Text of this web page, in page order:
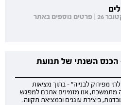
תחילת העסקה ולימודים באוקטובר 26 | פרטים נוספים באתר
הכנס השנתי של תנועת
מפירוק לבנייה" - בתוך מציאות
מתמשכת, אנו מזמינים אתכם למפגש
ביצירת עוגנים ובמציאת תקווה.